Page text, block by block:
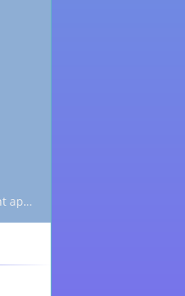
親子工作坊_eClass parent app_健康申報